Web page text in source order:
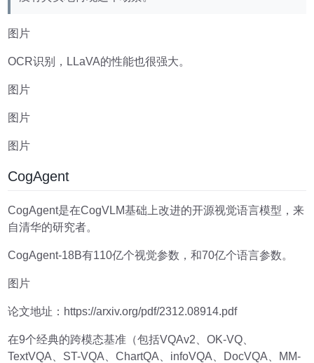
图片
OCR识别，LLaVA的性能也很强大。
图片
图片
图片
CogAgent
CogAgent是在CogVLM基础上改进的开源视觉语言模型，来
自清华的研究者。
CogAgent-18B有110亿个视觉参数，和70亿个语言参数。
图片
论文地址：https://arxiv.org/pdf/2312.08914.pdf
在9个经典的跨模态基准（包括VQAv2、OK-VQ、
TextVQA、ST-VQA、ChartQA、infoVQA、DocVQA、MM-